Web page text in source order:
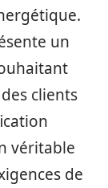
un
clients
véritable
de